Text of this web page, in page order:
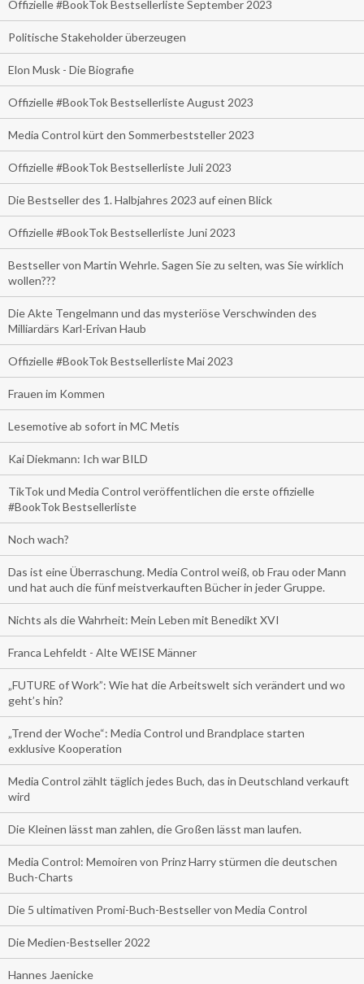
Offizielle #BookTok Bestsellerliste September 2023
Politische Stakeholder überzeugen
Elon Musk - Die Biografie
Offizielle #BookTok Bestsellerliste August 2023
Media Control kürt den Sommerbeststeller 2023
Offizielle #BookTok Bestsellerliste Juli 2023
Die Bestseller des 1. Halbjahres 2023 auf einen Blick
Offizielle #BookTok Bestsellerliste Juni 2023
Bestseller von Martin Wehrle. Sagen Sie zu selten, was Sie wirklich
wollen???
Die Akte Tengelmann und das mysteriöse Verschwinden des
Milliardärs Karl-Erivan Haub
Offizielle #BookTok Bestsellerliste Mai 2023
Frauen im Kommen
Lesemotive ab sofort in MC Metis
Kai Diekmann: Ich war BILD
TikTok und Media Control veröffentlichen die erste offizielle
#BookTok Bestsellerliste
Noch wach?
Das ist eine Überraschung. Media Control weiß, ob Frau oder Mann
und hat auch die fünf meistverkauften Bücher in jeder Gruppe.
Nichts als die Wahrheit: Mein Leben mit Benedikt XVI
Franca Lehfeldt - Alte WEISE Männer
„FUTURE of Work”: Wie hat die Arbeitswelt sich verändert und wo
geht’s hin?
„Trend der Woche“: Media Control und Brandplace starten
exklusive Kooperation
Media Control zählt täglich jedes Buch, das in Deutschland verkauft
wird
Die Kleinen lässt man zahlen, die Großen lässt man laufen.
Media Control: Memoiren von Prinz Harry stürmen die deutschen
Buch-Charts
Die 5 ultimativen Promi-Buch-Bestseller von Media Control
Die Medien-Bestseller 2022
Hannes Jaenicke